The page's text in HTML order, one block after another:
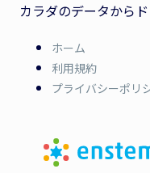
カラダのデータから
ホーム
利用規約
プライバシーポリ